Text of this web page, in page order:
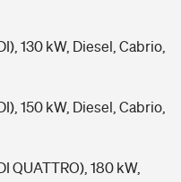
130 kW, Diesel, Cabrio,
150 kW, Diesel, Cabrio,
QUATTRO), 180 kW,